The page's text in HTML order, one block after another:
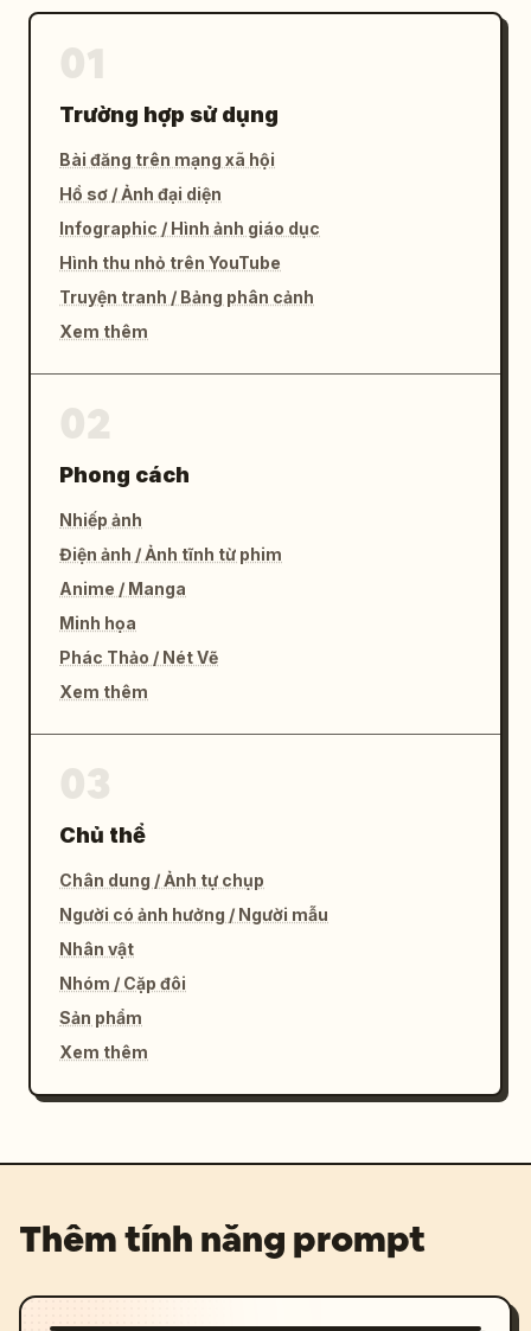
Trường hợp sử dụng
Bài đăng trên mạng xã hội
Hồ sơ / Ảnh đại diện
Infographic / Hình ảnh giáo dục
Hình thu nhỏ trên YouTube
Truyện tranh / Bảng phân cảnh
Xem thêm
Phong cách
Nhiếp ảnh
Điện ảnh / Ảnh tĩnh từ phim
Anime / Manga
Minh họa
Phác Thảo / Nét Vẽ
Xem thêm
Chủ thể
Chân dung / Ảnh tự chụp
Người có ảnh hưởng / Người mẫu
Nhân vật
Nhóm / Cặp đôi
Sản phẩm
Xem thêm
Thêm tính năng prompt